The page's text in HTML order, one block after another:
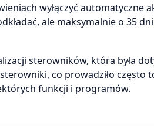
wyłączyć
ale maksymalnie o 35
sterowników, która była
co prowadziło
funkcji i programów.